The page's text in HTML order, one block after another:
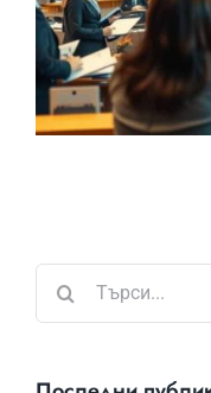
Търсене
...